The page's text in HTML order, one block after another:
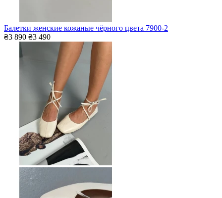
Балетки женские кожаные чёрного цвета 7900-2
₴3 890 ₴3 490